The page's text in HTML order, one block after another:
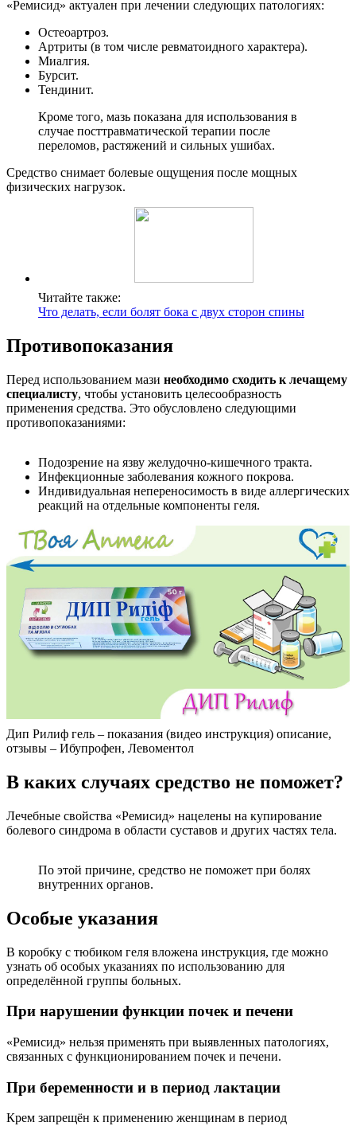
«Ремисид» актуален при лечении следующих патологиях:
Остеоартроз.
Артриты (в том числе ревматоидного характера).
Миалгия.
Бурсит.
Тендинит.
Кроме того, мазь показана для использования в
случае посттравматической терапии после
переломов, растяжений и сильных ушибах.
Средство снимает болевые ощущения после мощных
физических нагрузок.
Читайте также:
Что делать, если болят бока с двух сторон спины
Противопоказания
Перед использованием мази необходимо сходить к лечащему
специалисту, чтобы установить целесообразность
применения средства. Это обусловлено следующими
противопоказаниями:
Подозрение на язву желудочно-кишечного тракта.
Инфекционные заболевания кожного покрова.
Индивидуальная непереносимость в виде аллергических
реакций на отдельные компоненты геля.
Дип Рилиф гель – показания (видео инструкция) описание,
отзывы – Ибупрофен, Левоментол
В каких случаях средство не поможет?
Лечебные свойства «Ремисид» нацелены на купирование
болевого синдрома в области суставов и других частях тела.
По этой причине, средство не поможет при болях
внутренних органов.
Особые указания
В коробку с тюбиком геля вложена инструкция, где можно
узнать об особых указаниях по использованию для
определённой группы больных.
При нарушении функции почек и печени
«Ремисид» нельзя применять при выявленных патологиях,
связанных с функционированием почек и печени.
При беременности и в период лактации
Крем запрещён к применению женщинам в период